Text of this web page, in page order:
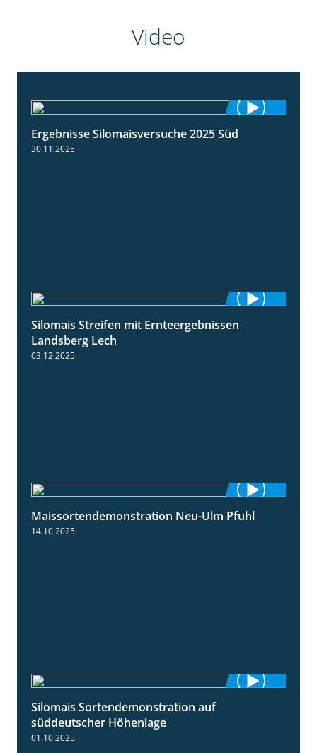
Video
Ergebnisse Silomaisversuche 2025 Süd
30.11.2025
11:01
Silomais Streifen mit Ernteergebnissen
Landsberg Lech
03.12.2025
7:10
Maissortendemonstration Neu-Ulm Pfuhl
14.10.2025
Silomais Sortendemonstration auf
süddeutscher Höhenlage
01.10.2025